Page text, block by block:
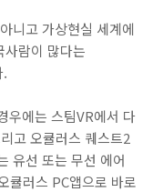
니고 가상현실 세계에
람이 많다는
우에는 스팀VR에서 다
고 오큘러스 퀘스트2
유선 또는 무선 에어
큘러스 PC앱으로 바로